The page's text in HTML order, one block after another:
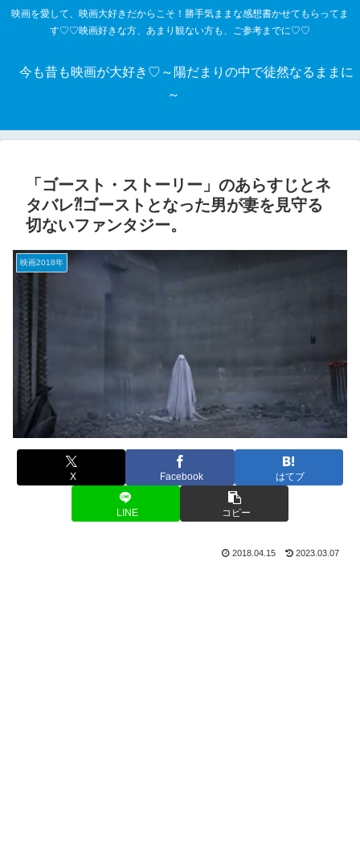
映画を愛して、映画大好きだからこそ！勝手気ままな感想書かせてもらってま
す♡♡映画好きな方、あまり観ない方も、ご参考までに♡♡
今も昔も映画が大好き♡～陽だまりの中で徒然なるままに
～
「ゴースト・ストーリー」のあらすじとネ
タバレ⁈ゴーストとなった男が妻を見守る
切ないファンタジー。
映画2018年
X Facebook はてブ
LINE コピー
2018.04.15 2023.03.07